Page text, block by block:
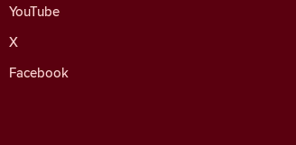
YouTube
X
Facebook